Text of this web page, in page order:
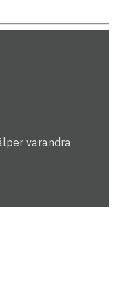
varandra